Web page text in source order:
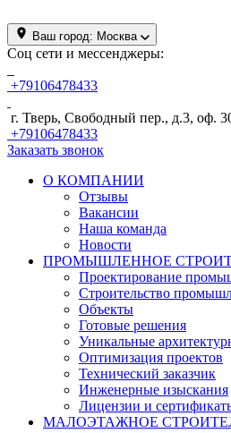
Ваш город: Москва
Соц сети и мессенджеры:
+79106478433
г. Тверь, Свободный пер., д.3, оф.
+79106478433
Заказать звонок
О КОМПАНИИ
Отзывы
Вакансии
Наша команда
Новости
ПРОМЫШЛЕННОЕ
Проектирование
Строительство
Объекты
Готовые решения
Уникальные
Оптимизация проектов
Технический заказчик
Инженерные изыскания
Лицензии и
МАЛОЭТАЖНОЕ